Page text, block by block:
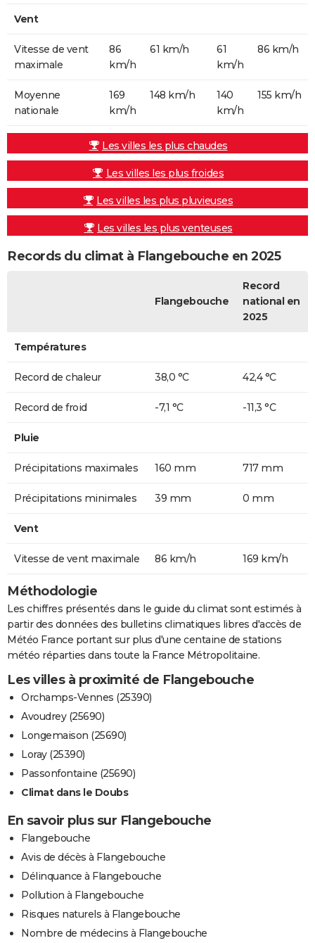
Vent
Vitesse de vent
maximale
86
km/h
61 km/h
61
km/h
86 km/h
Moyenne
nationale
169
km/h
148 km/h
140
km/h
155 km/h
Les villes les plus chaudes
Les villes les plus froides
Les villes les plus pluvieuses
Les villes les plus venteuses
Records du climat à Flangebouche en 2025
Flangebouche
Record
national en
2025
Températures
Record de chaleur 38,0 °C 42,4 °C
Record de froid -7,1 °C -11,3 °C
Pluie
Précipitations maximales 160 mm 717 mm
Précipitations minimales 39 mm 0 mm
Vent
Vitesse de vent maximale 86 km/h 169 km/h
Méthodologie
Les chiffres présentés dans le guide du climat sont estimés à
partir des données des bulletins climatiques libres d'accès de
Météo France portant sur plus d'une centaine de stations
météo réparties dans toute la France Métropolitaine.
Les villes à proximité de Flangebouche
Orchamps-Vennes (25390)
Avoudrey (25690)
Longemaison (25690)
Loray (25390)
Passonfontaine (25690)
Climat dans le Doubs
En savoir plus sur Flangebouche
Flangebouche
Avis de décès à Flangebouche
Délinquance à Flangebouche
Pollution à Flangebouche
Risques naturels à Flangebouche
Nombre de médecins à Flangebouche